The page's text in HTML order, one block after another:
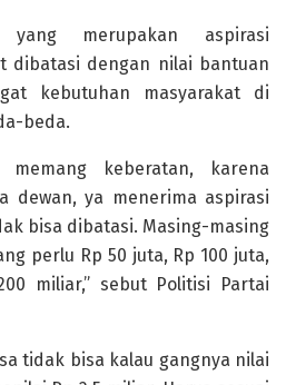
yang merupakan aspirasi
dibatasi dengan nilai bantuan
kebutuhan masyarakat di
beda.
memang keberatan, karena
dewan, ya menerima aspirasi
bisa dibatasi. Masing-masing
perlu Rp 50 juta, Rp 100 juta,
miliar,” sebut Politisi Partai
tidak bisa kalau gangnya nilai